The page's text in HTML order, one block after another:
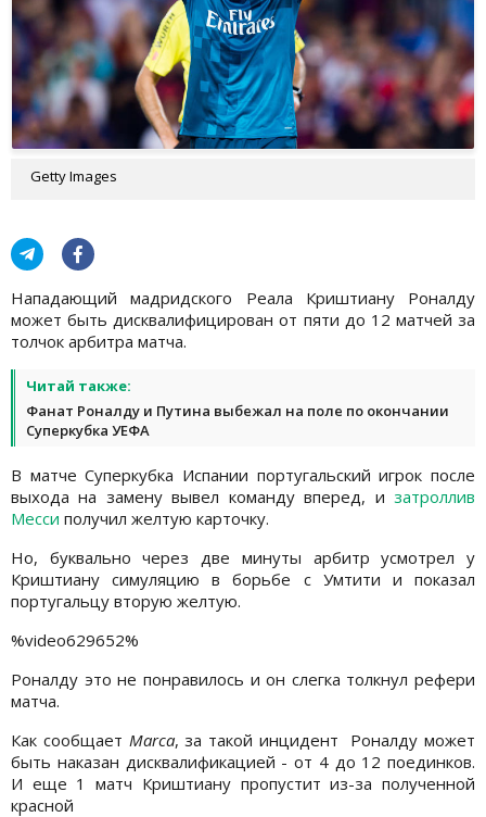
Getty Images
Нападающий мадридского Реала Криштиану Роналду
может быть дисквалифицирован от пяти до 12 матчей за
толчок арбитра матча.
Читай также:
Фанат Роналду и Путина выбежал на поле по окончании
Суперкубка УЕФА
В матче Суперкубка Испании португальский игрок после
выхода на замену вывел команду вперед, и затроллив
Месси получил желтую карточку.
Но, буквально через две минуты арбитр усмотрел у
Криштиану симуляцию в борьбе с Умтити и показал
португальцу вторую желтую.
%video629652%
Роналду это не понравилось и он слегка толкнул рефери
матча.
Как сообщает Marca, за такой инцидент Роналду может
быть наказан дисквалификацией - от 4 до 12 поединков.
И еще 1 матч Криштиану пропустит из-за полученной
красной